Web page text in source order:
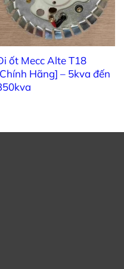
9909505010
1 pha
9910390215
V,
sạc
ốt Mecc Alte T18
Hãng] – 5kva đến